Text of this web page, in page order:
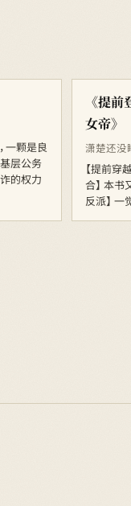
一颗是良
层公务
的权力
《提
女帝》
潇楚还没
【提前穿
合】 本书
反派】